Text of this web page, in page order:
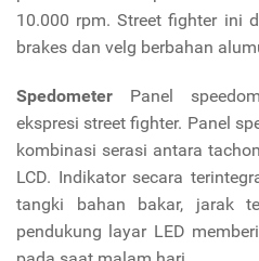
10.000 rpm. Street fighter ini
brakes dan velg berbahan
Spedometer Panel
ekspresi street fighter. Panel
kombinasi serasi antara
LCD. Indikator secara
tangki bahan bakar, jarak
pendukung layar LED